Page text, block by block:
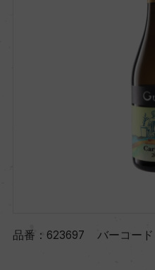
品番： 623697 バーコード